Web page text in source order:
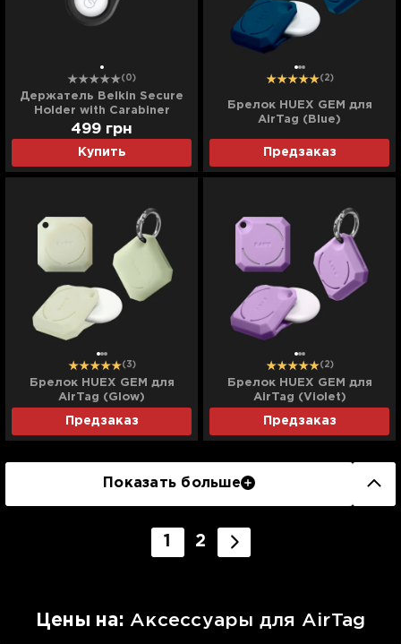
(0)
Держатель Belkin Secure
Holder with Carabiner
AirTag (Black)
Купить
499 грн
(2)
Брелок HUEX GEM для
AirTag (Blue)
Предзаказ
(3)
Брелок HUEX GEM для
AirTag (Glow)
Предзаказ
(2)
Брелок HUEX GEM для
AirTag (Violet)
Предзаказ
Показать больше
1 2
Цены на: Аксессуары для AirTag